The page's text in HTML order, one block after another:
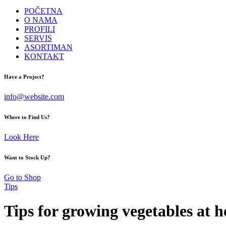
POČETNA
O NAMA
PROFILI
SERVIS
ASORTIMAN
KONTAKT
facebook-
instagram
Have a Project?
info@website.com
Where to Find Us?
Look Here
Want to Stock Up?
Go to Shop
Tips
Tips for growing vegetables at